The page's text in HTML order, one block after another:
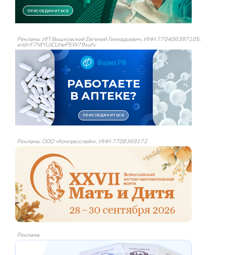
Реклама: ИП Вышковский Евгений Геннадьевич, ИНН 770406387105,
erid=F7NfYUJCUneP5W79xufv
Реклама: ООО «Конгресслайн», ИНН 7708369172
Реклама